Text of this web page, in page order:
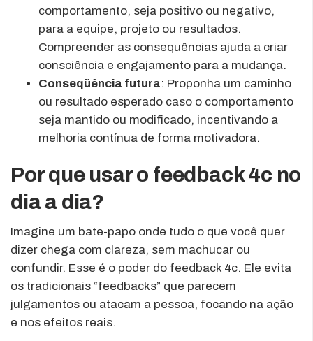
comportamento, seja positivo ou negativo,
para a equipe, projeto ou resultados.
Compreender as consequências ajuda a criar
consciência e engajamento para a mudança.
Conseqüência futura: Proponha um caminho
ou resultado esperado caso o comportamento
seja mantido ou modificado, incentivando a
melhoria contínua de forma motivadora.
Por que usar o feedback 4c no
dia a dia?
Imagine um bate-papo onde tudo o que você quer
dizer chega com clareza, sem machucar ou
confundir. Esse é o poder do feedback 4c. Ele evita
os tradicionais “feedbacks” que parecem
julgamentos ou atacam a pessoa, focando na ação
e nos efeitos reais.